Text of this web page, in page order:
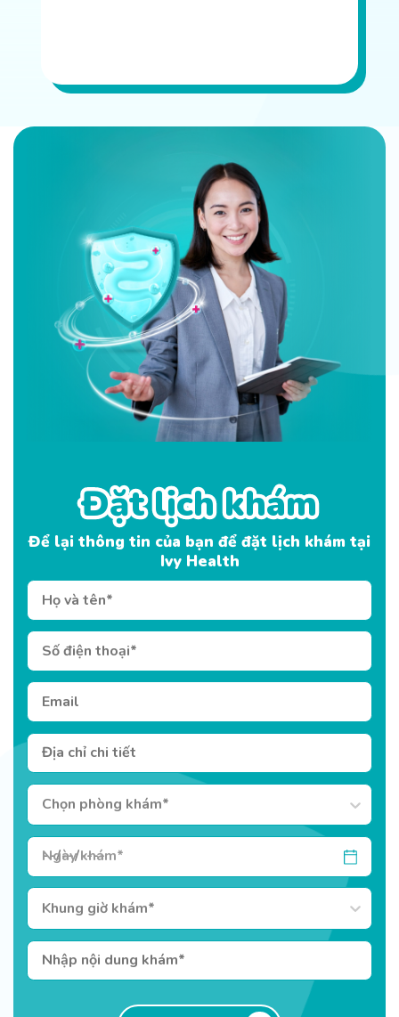
Đặt lịch khám
Đặt lịch khám
Để lại thông tin của bạn để đặt lịch khám tại
Ivy Health
Chọn phòng khám*
Khung giờ khám*